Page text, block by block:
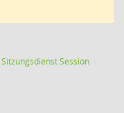
SitzungsdienstSession(Wird in